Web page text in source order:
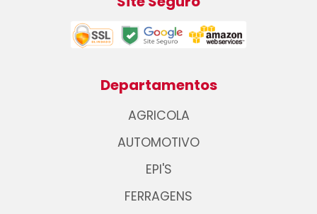
Departamentos
AGRICOLA
AUTOMOTIVO
EPI'S
FERRAGENS